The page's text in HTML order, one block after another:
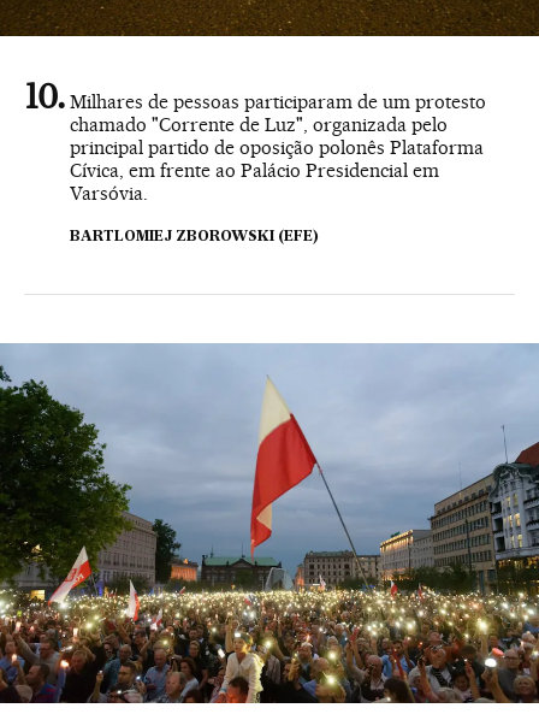
Milhares de pessoas participaram de um protesto
chamado "Corrente de Luz", organizada pelo
principal partido de oposição polonês Plataforma
Cívica, em frente ao Palácio Presidencial em
Varsóvia.
BARTLOMIEJ ZBOROWSKI (EFE)